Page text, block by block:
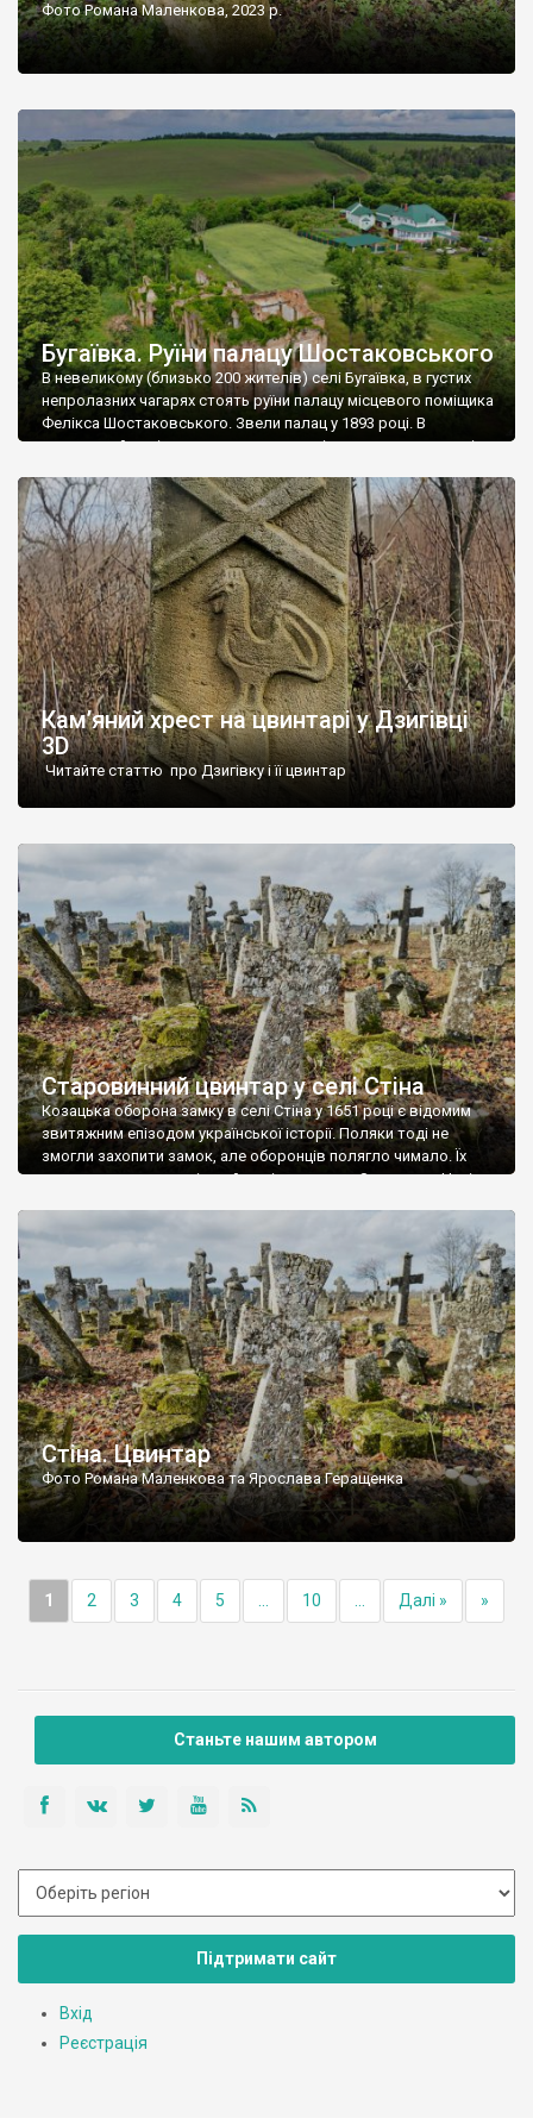
Фото Романа Маленкова, 2023 р.
Бугаївка. Руїни палацу Шостаковського
В невеликому (близько 200 жителів) селі Бугаївка, в густих
непролазних чагарях стоять руїни палацу місцевого поміщика
Фелікса Шостаковського. Звели палац у 1893 році. В
радянський період у ньому спочатку містилася школа, потім
століття тут розмістили туберкульозну лікарню. Коли із
палацу виїхала лікарня – ми точно не […]
Кам’яний хрест на цвинтарі у Дзигівці
3D
Читайте статтю про Дзигівку і її цвинтар
Старовинний цвинтар у селі Стіна
Козацька оборона замку в селі Стіна у 1651 році є відомим
звитяжним епізодом української історії. Поляки тоді не
змогли захопити замок, але оборонців полягло чимало. Їх
поховали на цвинтарі, який тоді називався Замковим. Нині на
ньому чимало хрестів 19 століття, є такі, де епітафії стер […]
Стіна. Цвинтар
Фото Романа Маленкова та Ярослава Геращенка
1 2 3 4 5 10 Далі » »
Станьте нашим автором
Підтримати сайт
Вхід
Реєстрація